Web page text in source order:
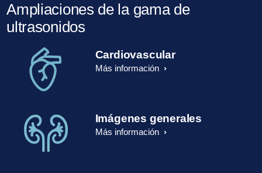
Ampliaciones de la gama de
ultrasonidos
Cardiovascular
Más información
Imágenes generales
Más información